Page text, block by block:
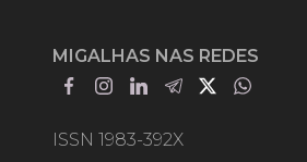
MIGALHAS NAS REDES
ISSN 1983-392X